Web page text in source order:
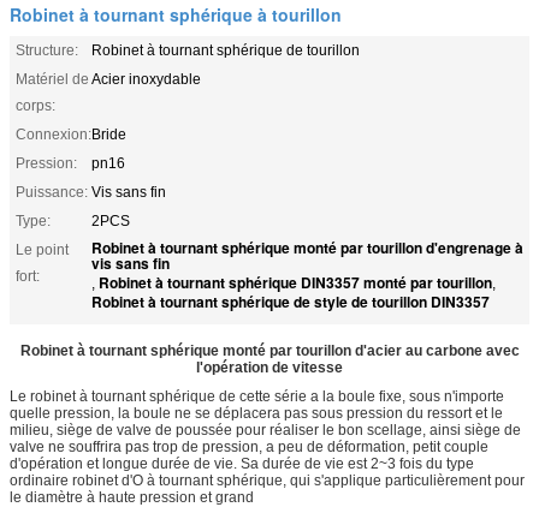
Robinet à tournant sphérique à tourillon
Structure:
Robinet à tournant sphérique de tourillon
Matériel de
corps:
Acier inoxydable
Connexion:Bride
Pression:
pn16
Puissance: Vis sans fin
Type:
2PCS
Le point
fort:
Robinet à tournant sphérique monté par tourillon d'engrenage à
vis sans fin
, Robinet à tournant sphérique DIN3357 monté par tourillon,
Robinet à tournant sphérique de style de tourillon DIN3357
Robinet à tournant sphérique monté par tourillon d'acier au carbone avec
l'opération de vitesse
Le robinet à tournant sphérique de cette série a la boule fixe, sous n'importe
quelle pression, la boule ne se déplacera pas sous pression du ressort et le
milieu, siège de valve de poussée pour réaliser le bon scellage, ainsi siège de
valve ne souffrira pas trop de pression, a peu de déformation, petit couple
d'opération et longue durée de vie. Sa durée de vie est 2~3 fois du type
ordinaire robinet d'O à tournant sphérique, qui s'applique particulièrement pour
le diamètre à haute pression et grand